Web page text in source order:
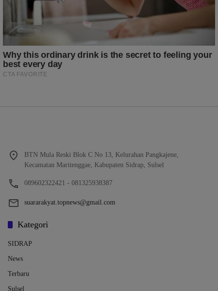
BTN Mula Reski Blok C No 13, Kelurahan Pangkajene,
Kecamatan Maritenggae, Kabupaten Sidrap, Sulsel
089602322421 - 081325938387
suararakyat.topnews@gmail.com
Kategori
SIDRAP
News
Terbaru
Sulsel